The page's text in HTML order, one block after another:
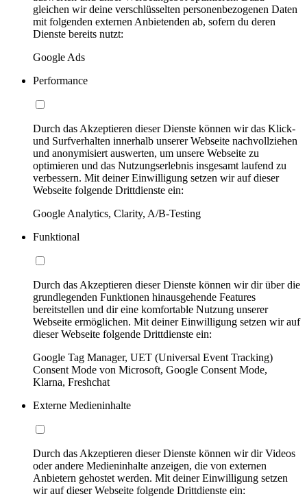
gleichen wir deine verschlüsselten personenbezogenen Daten
mit folgenden externen Anbietenden ab, sofern du deren
Dienste bereits nutzt:
Google Ads
Performance
Durch das Akzeptieren dieser Dienste können wir das Klick-
und Surfverhalten innerhalb unserer Webseite nachvollziehen
und anonymisiert auswerten, um unsere Webseite zu
optimieren und das Nutzungserlebnis insgesamt laufend zu
verbessern. Mit deiner Einwilligung setzen wir auf dieser
Webseite folgende Drittdienste ein:
Google Analytics, Clarity, A/B-Testing
Funktional
Durch das Akzeptieren dieser Dienste können wir dir über die
grundlegenden Funktionen hinausgehende Features
bereitstellen und dir eine komfortable Nutzung unserer
Webseite ermöglichen. Mit deiner Einwilligung setzen wir auf
dieser Webseite folgende Drittdienste ein:
Google Tag Manager, UET (Universal Event Tracking)
Consent Mode von Microsoft, Google Consent Mode,
Klarna, Freshchat
Externe Medieninhalte
Durch das Akzeptieren dieser Dienste können wir dir Videos
oder andere Medieninhalte anzeigen, die von externen
Anbietern gehostet werden. Mit deiner Einwilligung setzen
wir auf dieser Webseite folgende Drittdienste ein: